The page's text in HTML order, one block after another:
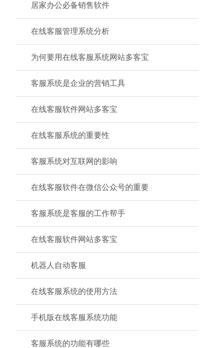
居家办公必备销售软件
在线客服管理系统分析
为何要用在线客服系统网站多客宝
客服系统是企业的营销工具
在线客服软件网站多客宝
在线客服系统的重要性
客服系统对互联网的影响
在线客服软件在微信公众号的重要
客服系统是客服的工作帮手
在线客服软件网站多客宝
机器人自动客服
在线客服系统的使用方法
手机版在线客服系统功能
客服系统的功能有哪些